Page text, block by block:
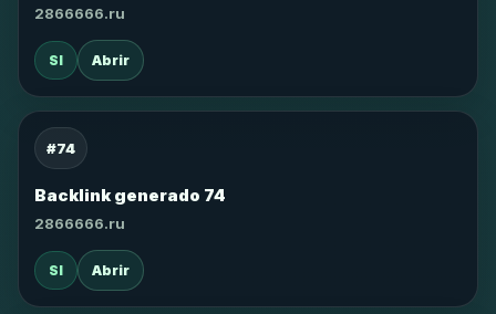
2866666.ru
SI Abrir
#74
Backlink generado 74
2866666.ru
SI Abrir